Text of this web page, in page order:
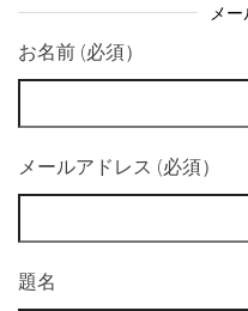
メ
お名前 (必須）
メールアドレス (必須）
題名